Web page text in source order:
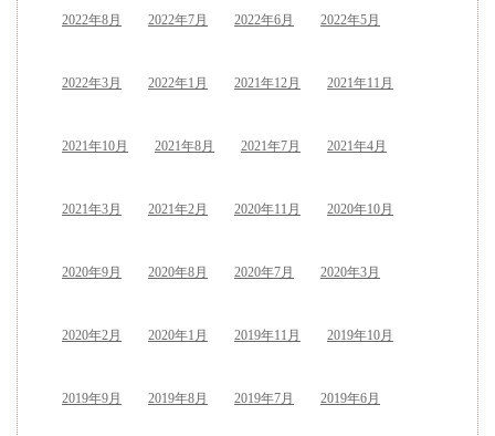
2022年8月 2022年7月 2022年6月 2022年5月
2022年3月 2022年1月 2021年12月 2021年11月
2021年10月 2021年8月 2021年7月 2021年4月
2021年3月 2021年2月 2020年11月 2020年10月
2020年9月 2020年8月 2020年7月 2020年3月
2020年2月 2020年1月 2019年11月 2019年10月
2019年9月 2019年8月 2019年7月 2019年6月